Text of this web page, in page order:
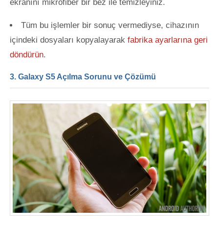
ekranını mikrofiber bir bez ile temizleyiniz.
Tüm bu işlemler bir sonuç vermediyse, cihazının
içindeki dosyaları kopyalayarak fabrika ayarlarına geri
döndürün.
3. Galaxy S5 Açılma Sorunu ve Çözümü